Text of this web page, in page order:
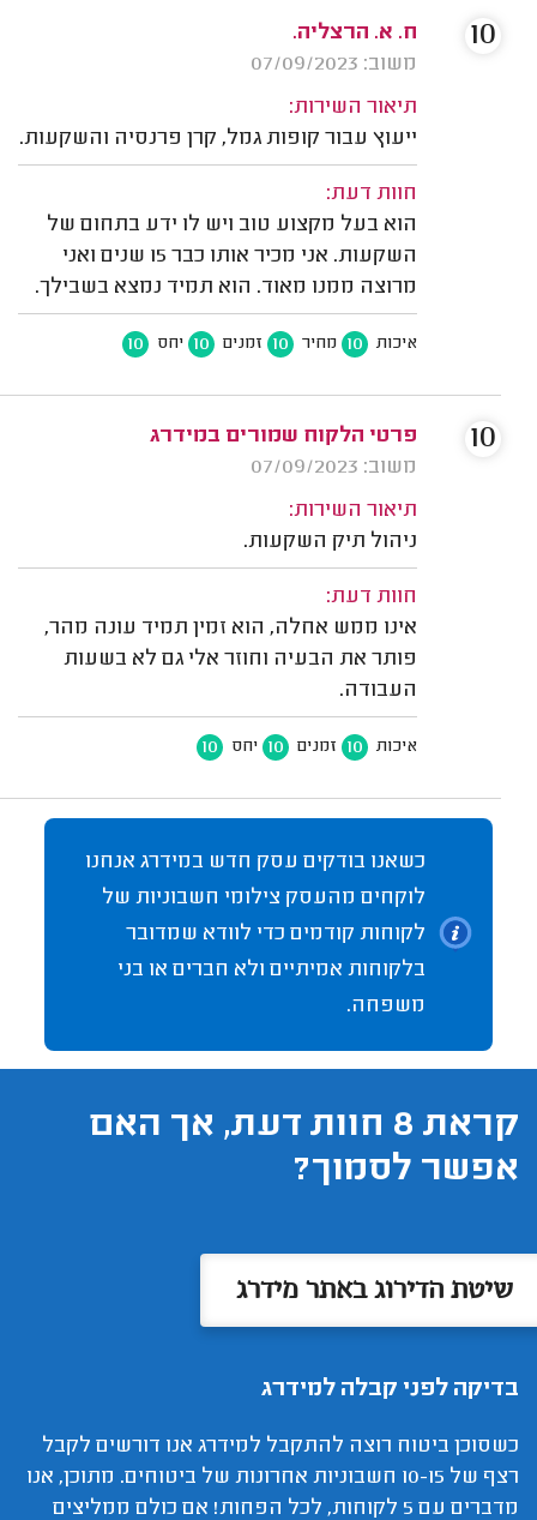
ח. א. הרצליה.
משוב: 07/09/2023
תיאור השירות:
ייעוץ עבור קופות גמל, קרן פרנסיה והשקעות.
חוות דעת:
הוא בעל מקצוע טוב ויש לו ידע בתחום של
השקעות. אני מכיר אותו כבר 15 שנים ואני
מרוצה ממנו מאוד. הוא תמיד נמצא בשבילך.
איכות 10 מחיר 10 זמנים 10 יחס 10
10
פרטי הלקוח שמורים במידרג
משוב: 07/09/2023
תיאור השירות:
ניהול תיק השקעות.
חוות דעת:
אינו ממש אחלה, הוא זמין תמיד עונה מהר,
פותר את הבעיה וחוזר אלי גם לא בשעות
העבודה.
איכות 10 זמנים 10 יחס 10
10
כשאנו בודקים עסק חדש במידרג אנחנו
לוקחים מהעסק צילומי חשבוניות של
לקוחות קודמים כדי לוודא שמדובר
בלקוחות אמיתיים ולא חברים או בני
משפחה.
קראת 8 חוות דעת, אך האם
אפשר לסמוך?
שיטת הדירוג באתר מידרג
בדיקה לפני קבלה למידרג
כשסוכן ביטוח רוצה להתקבל למידרג אנו דורשים לקבל
רצף של 10-15 חשבוניות אחרונות של ביטוחים. מתוכן, אנו
מדברים עם 5 לקוחות, לכל הפחות! אם כולם ממליצים